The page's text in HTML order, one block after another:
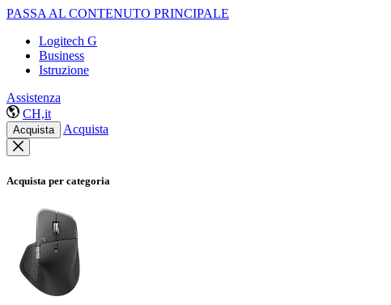
PASSA AL CONTENUTO PRINCIPALE
Logitech G
Business
Istruzione
Assistenza
CH,it
Acquista Acquista
Acquista per categoria